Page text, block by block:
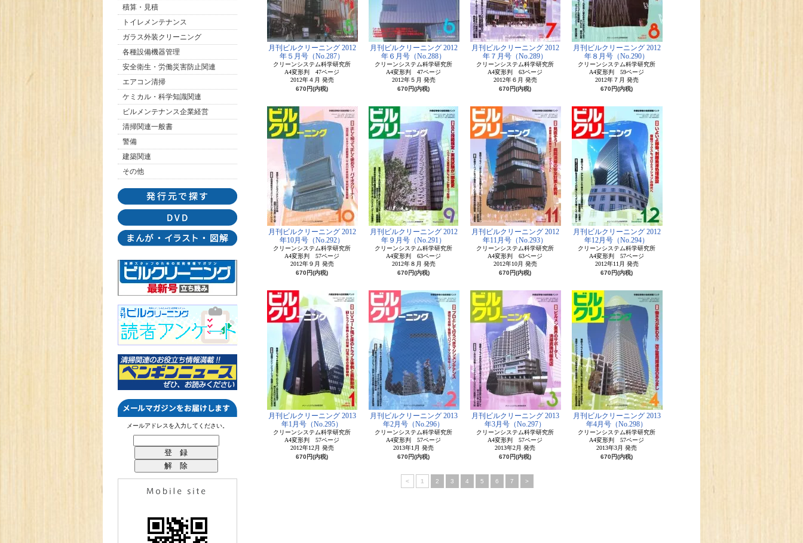
積算・見積
トイレメンテナンス
ガラス外装クリーニング
各種設備機器管理
安全衛生・労働災害防止関連
エアコン清掃
ケミカル・科学知識関連
ビルメンテナンス企業経営
清掃関連一般書
警備
建築関連
その他
メールアドレスを入力してください。
月刊ビルクリーニング 2012
年５月号（No.287）
クリーンシステム科学研究所
A4変形判 47ページ
2012年４月 発売
670円(内税)
月刊ビルクリーニング 2012
年６月号（No.288）
クリーンシステム科学研究所
A4変形判 47ページ
2012年５月 発売
670円(内税)
月刊ビルクリーニング 2012
年７月号（No.289）
クリーンシステム科学研究所
A4変形判 63ページ
2012年６月 発売
670円(内税)
月刊ビルクリーニング 2012
年８月号（No.290）
クリーンシステム科学研究所
A4変形判 59ページ
2012年７月 発売
670円(内税)
月刊ビルクリーニング 2012
年10月号（No.292）
クリーンシステム科学研究所
A4変形判 57ページ
2012年９月 発売
670円(内税)
月刊ビルクリーニング 2012
年９月号（No.291）
クリーンシステム科学研究所
A4変形判 63ページ
2012年８月 発売
670円(内税)
月刊ビルクリーニング 2012
年11月号（No.293）
クリーンシステム科学研究所
A4変形判 63ページ
2012年10月 発売
670円(内税)
月刊ビルクリーニング 2012
年12月号（No.294）
クリーンシステム科学研究所
A4変形判 57ページ
2012年11月 発売
670円(内税)
月刊ビルクリーニング 2013
年1月号（No.295）
クリーンシステム科学研究所
A4変形判 57ページ
2012年12月 発売
670円(内税)
月刊ビルクリーニング 2013
年2月号（No.296）
クリーンシステム科学研究所
A4変形判 57ページ
2013年1月 発売
670円(内税)
月刊ビルクリーニング 2013
年3月号（No.297）
クリーンシステム科学研究所
A4変形判 57ページ
2013年2月 発売
670円(内税)
月刊ビルクリーニング 2013
年4月号（No.298）
クリーンシステム科学研究所
A4変形判 57ページ
2013年3月 発売
670円(内税)
< 1 2 3 4 5 6 7 >